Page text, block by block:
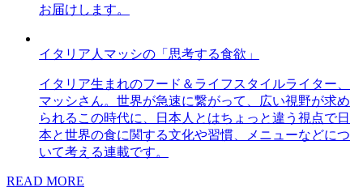
お届けします。
イタリア人マッシの「思考する食欲」
イタリア生まれのフード＆ライフスタイルライター、
マッシさん。世界が急速に繋がって、広い視野が求め
られるこの時代に、日本人とはちょっと違う視点で日
本と世界の食に関する文化や習慣、メニューなどにつ
いて考える連載です。
READ MORE